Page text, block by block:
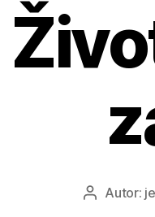
AutorAutor: